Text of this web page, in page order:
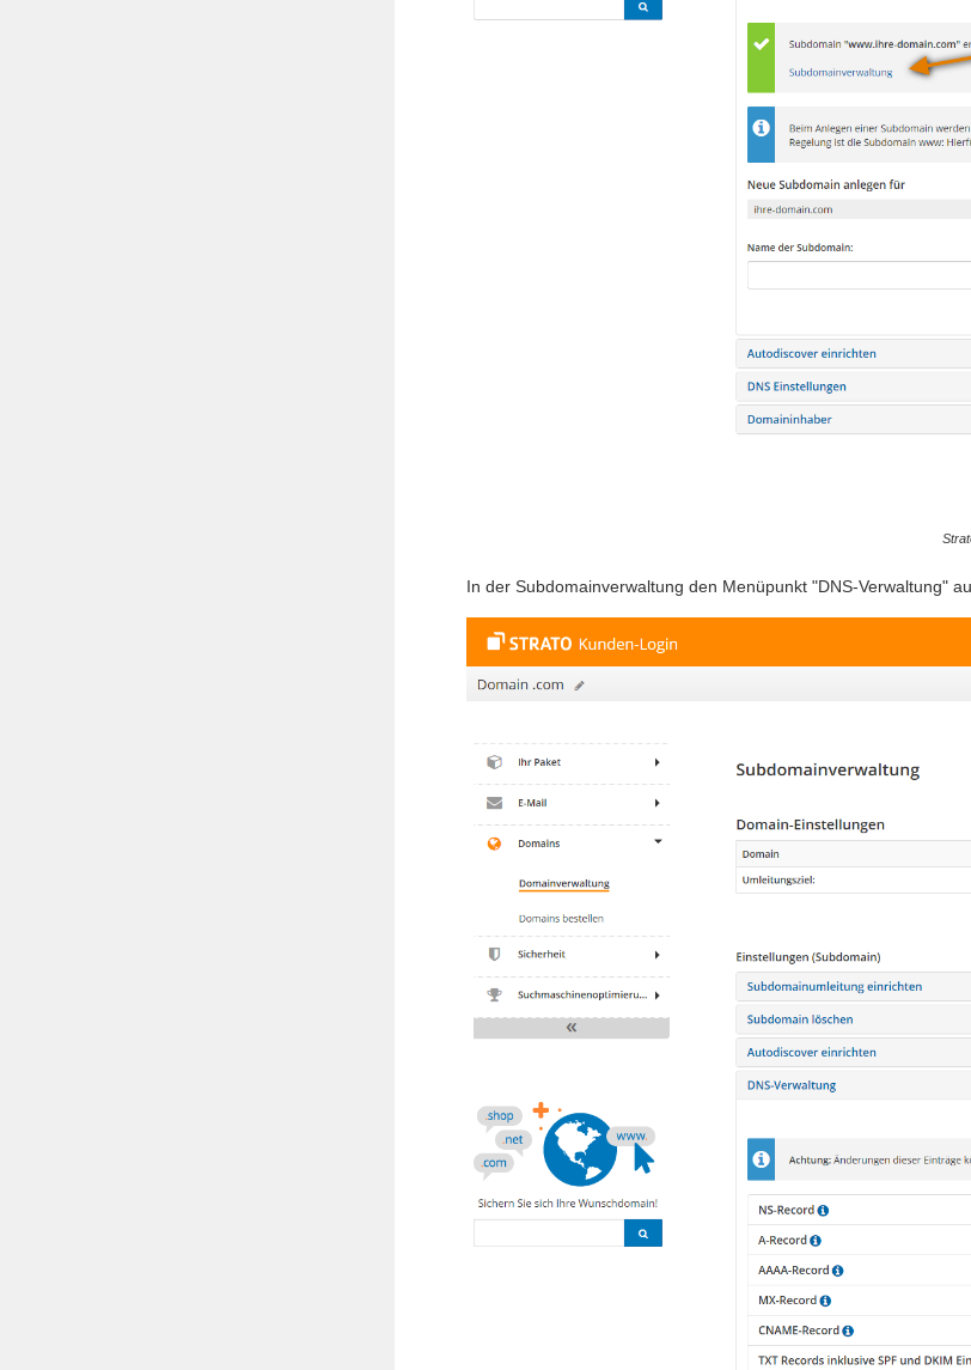
In der Subdomainverwaltung den Menüpunkt "DNS-Verwaltung"